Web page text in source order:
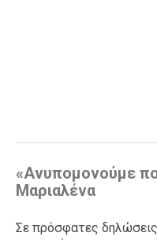
«Ανυπομονούμε
Μαριαλένα
Σε πρόσφατες